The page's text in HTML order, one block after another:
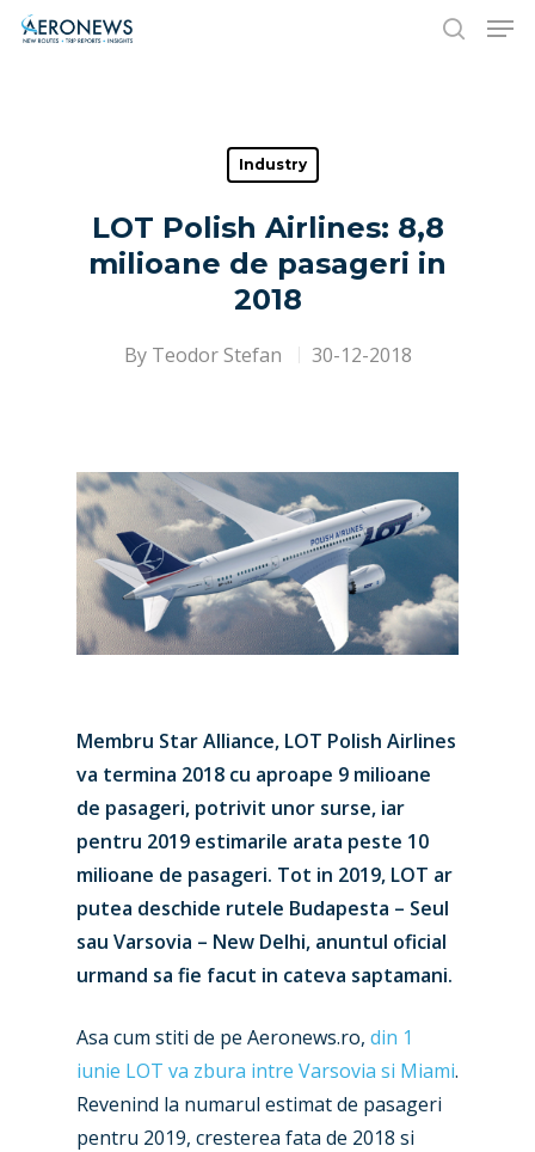
Hit enter to search or ESC to close
Industry
LOT Polish Airlines: 8,8
milioane de pasageri in
2018
By Teodor Stefan 30-12-2018
Membru Star Alliance, LOT Polish Airlines
va termina 2018 cu aproape 9 milioane
de pasageri, potrivit unor surse, iar
pentru 2019 estimarile arata peste 10
milioane de pasageri. Tot in 2019, LOT ar
putea deschide rutele Budapesta – Seul
sau Varsovia – New Delhi, anuntul oficial
urmand sa fie facut in cateva saptamani.
Asa cum stiti de pe Aeronews.ro, din 1
iunie LOT va zbura intre Varsovia si Miami.
Revenind la numarul estimat de pasageri
pentru 2019, cresterea fata de 2018 si